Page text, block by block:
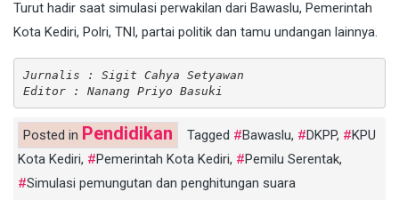
Turut hadir saat simulasi perwakilan dari Bawaslu, Pemerintah
Kota Kediri, Polri, TNI, partai politik dan tamu undangan lainnya.
Jurnalis : Sigit Cahya Setyawan
Editor : Nanang Priyo Basuki
Posted in Pendidikan Tagged Bawaslu, DKPP,
KPU
Kota Kediri, Pemerintah Kota Kediri, Pemilu Serentak,
Simulasi pemungutan dan penghitungan suara